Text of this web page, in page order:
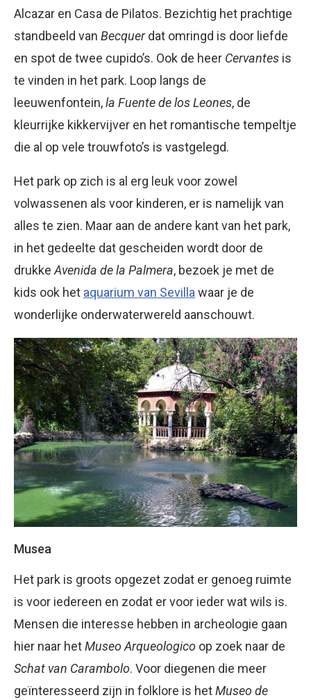
Alcazar en Casa de Pilatos. Bezichtig het prachtige
standbeeld van Becquerdat omringd is door liefde
en spot de twee cupido’s. Ook de heer Cervantes is
te vinden in het park. Loop langs de
leeuwenfontein,la Fuente de los Leones, de
kleurrijke kikkervijver en het romantische tempeltje
die al op vele trouwfoto’s is vastgelegd.
Het park op zich is al erg leuk voor zowel
volwassenen als voor kinderen, er is namelijk van
alles te zien. Maar aan de andere kant van het park,
in het gedeelte dat gescheiden wordt door de
drukke Avenida de la Palmera, bezoek je met de
kids ook het aquarium van Sevilla waar je de
wonderlijke onderwaterwereld aanschouwt.
Musea
Het park is groots opgezet zodat er genoeg ruimte
is voor iedereen en zodat er voor ieder wat wils is.
Mensen die interesse hebben in archeologie gaan
hier naar hetMuseo Arqueologico op zoek naar de
Schat van Carambolo. Voor diegenen die meer
geïnteresseerd zijn in folklore is hetMuseo de